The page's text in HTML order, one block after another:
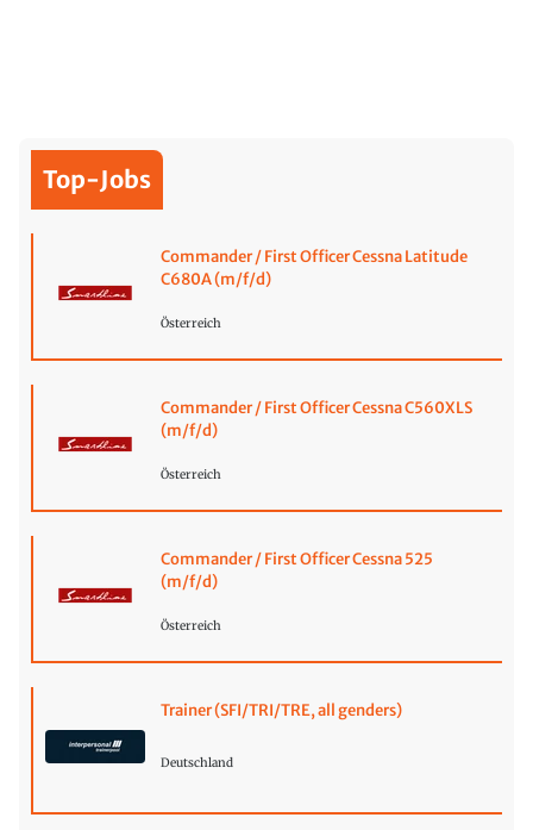
Top-Jobs
Commander / First Officer Cessna Latitude
C680A (m/f/d)
Österreich
Commander / First Officer Cessna C560XLS
(m/f/d)
Österreich
Commander / First Officer Cessna 525
(m/f/d)
Österreich
Trainer (SFI/TRI/TRE, all genders)
Deutschland